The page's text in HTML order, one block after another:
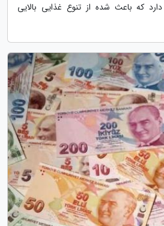
که باعث شده از تنوع غذایی بالایی